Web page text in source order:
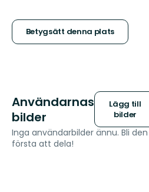
stjärnor
Betygsätt denna plats
Användarnas
bilder
Lägg till
bilder
Inga användarbilder ännu. Bli den
första att dela!